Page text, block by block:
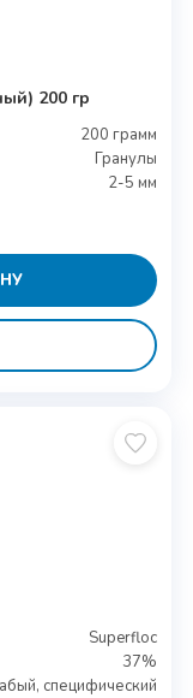
200 гр
200 грамм
Гранулы
2-5 мм
Superfloc
37%
специфический